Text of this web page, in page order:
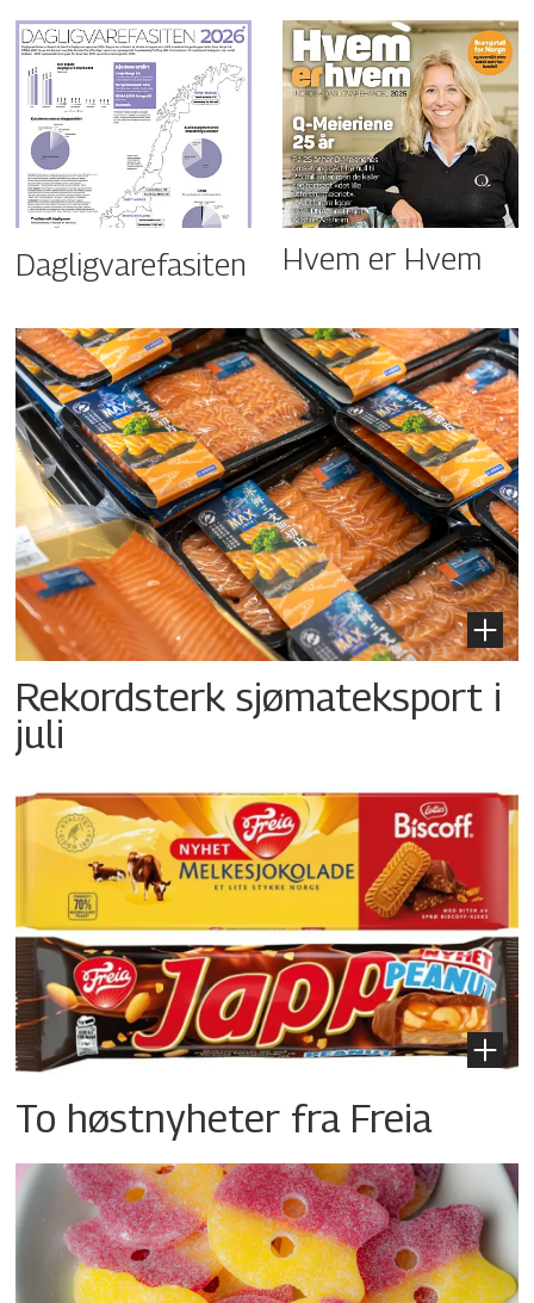
Dagligvarefasiten Hvem er Hvem
Rekordsterk sjømateksport i
juli
To høstnyheter fra Freia